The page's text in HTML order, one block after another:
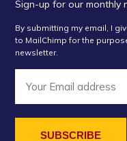
Sign-up for our monthly
By submitting my email, I
to MailChimp for the
newsletter.